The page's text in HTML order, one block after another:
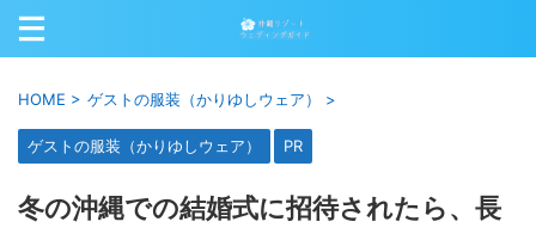
HOME > ゲストの服装（かりゆしウェア） >
ゲストの服装（かりゆしウェア） PR
冬の沖縄での結婚式に招待されたら、長